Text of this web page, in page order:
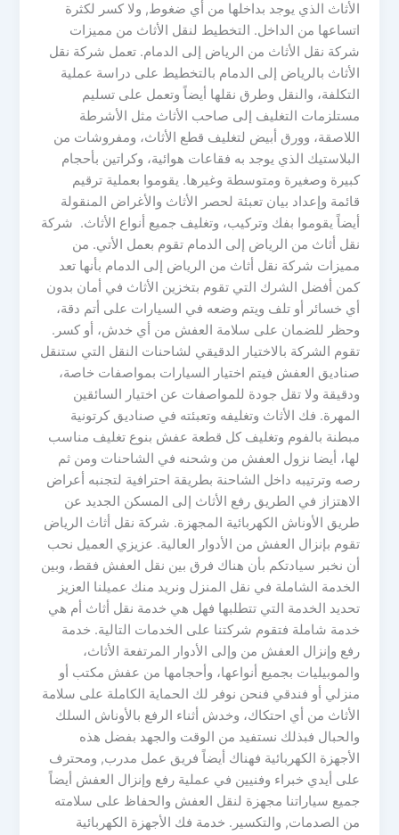
الأثاث الذي يوجد بداخلها من أي ضغوط, ولا كسر لكثرة
اتساعها من الداخل. التخطيط لنقل الأثاث من مميزات
شركة نقل الأثاث من الرياض إلى الدمام. تعمل شركة نقل
الأثاث بالرياض إلى الدمام بالتخطيط على دراسة عملية
التكلفة، والنقل وطرق نقلها أيضاً وتعمل على تسليم
مستلزمات التغليف إلى صاحب الأثاث مثل الأشرطة
اللاصقة، وورق أبيض لتغليف قطع الأثاث، ومفروشات من
البلاستيك الذي يوجد به فقاعات هوائية، وكراتين بأحجام
كبيرة وصغيرة ومتوسطة وغيرها. يقوموا بعملية ترقيم
قائمة وإعداد بيان تعبئة لحصر الأثاث والأغراض المنقولة
أيضاً يقوموا بفك وتركيب، وتغليف جميع أنواع الأثاث. شركة
نقل أثاث من الرياض إلى الدمام تقوم بعمل الأتي. من
مميزات شركة نقل أثاث من الرياض إلى الدمام بأنها تعد
كمن أفضل الشرك التي تقوم بتخزين الأثاث في أمان بدون
أي خسائر أو تلف ويتم وضعه في السيارات على أتم دقة،
وحظر للضمان على سلامة العفش من أي خدش، أو كسر.
تقوم الشركة بالاختيار الدقيقي لشاحنات النقل التي ستنقل
صناديق العفش فيتم اختيار السيارات بمواصفات خاصة،
ودقيقة ولا تقل جودة للمواصفات عن اختيار السائقين
المهرة. فك الأثاث وتغليفه وتعبئته في صناديق كرتونية
مبطنة بالفوم وتغليف كل قطعة عفش بنوع تغليف مناسب
لها، أيضا نزول العفش من وشحنه في الشاحنات ومن ثم
رصه وترتيبه داخل الشاحنة بطريقة احترافية لتجنبه أعراض
الاهتزاز في الطريق رفع الأثاث إلى المسكن الجديد عن
طريق الأوناش الكهربائية المجهزة. شركة نقل أثاث الرياض
تقوم بإنزال العفش من الأدوار العالية. عزيزي العميل نحب
أن نخبر سيادتكم بأن هناك فرق بين نقل العفش فقط، وبين
الخدمة الشاملة في نقل المنزل ونريد منك عميلنا العزيز
تحديد الخدمة التي تتطلبها فهل هي خدمة نقل أثاث أم هي
خدمة شاملة فتقوم شركتنا على الخدمات التالية. خدمة
رفع وإنزال العفش من وإلى الأدوار المرتفعة الأثاث،
والموبيليات بجميع أنواعها، وأحجامها من عفش مكتب أو
منزلي أو فندقي فنحن نوفر لك الحماية الكاملة على سلامة
الأثاث من أي احتكاك، وخدش أثناء الرفع بالأوناش السلك
والحبال فبذلك نستفيد من الوقت والجهد بفضل هذه
الأجهزة الكهربائية فهناك أيضاً فريق عمل مدرب, ومحترف
على أيدي خبراء وفنيين في عملية رفع وإنزال العفش أيضاً
جميع سياراتنا مجهزة لنقل العفش والحفاظ على سلامته
من الصدمات, والتكسير. خدمة فك الأجهزة الكهربائية